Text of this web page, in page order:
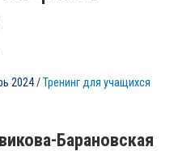
2024/Тренинг для учащихся
Барановская